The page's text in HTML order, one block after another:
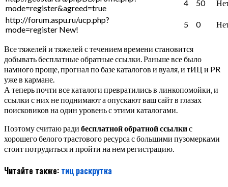
mode=register&agreed=true
4 50
http://forum.aspu.ru/ucp.php?
mode=register New!
5 0
Все тяжелей и тяжелей с течением времени становится
добывать бесплатные обратные ссылки. Раньше все было
намного проще, прогнал по базе каталогов и вуаля, и тИЦ и PR
уже в кармане.
А теперь почти все каталоги превратились в линкопомойки, и
ссылки с них не поднимают а опускают ваш сайт в глазах
поисковиков на один уровень с этими каталогами.
Поэтому считаю ради бесплатной обратной ссылкис
хорошего белого трастового ресурса с большими пузомерками
стоит потрудиться и пройти на нем регистрацию.
Читайте также: тиц раскрутка